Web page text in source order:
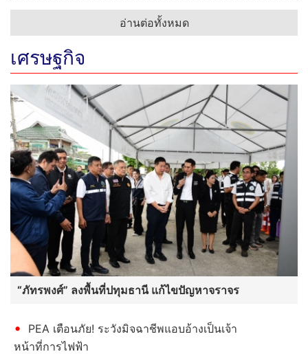
อ่านต่อทั้งหมด
เศรษฐกิจ
“ภัทรพงศ์” ลงพื้นที่ปทุมธานี แก้ไขปัญหาจราจร
PEA เตือนภัย! ระวังมิจฉาชีพแอบอ้างเป็นเจ้า
หน้าที่การไฟฟ้า